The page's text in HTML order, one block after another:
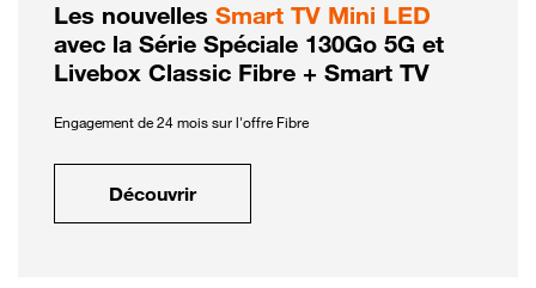
Les nouvelles Smart TV Mini LED
avec la Série Spéciale 130Go 5G et
Livebox Classic Fibre + Smart TV
Engagement de 24 mois sur l'offre Fibre
Découvrir